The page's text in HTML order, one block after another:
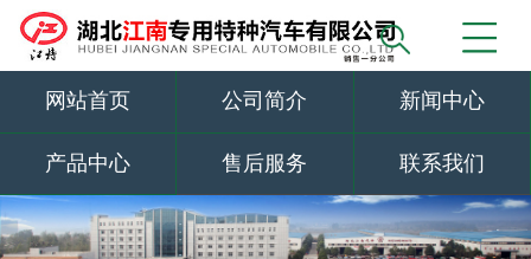
网站首页 公司简介 新闻中心
产品中心 售后服务 联系我们